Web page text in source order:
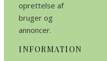
oprettelse af
bruger og
annoncer.
INFORMATION